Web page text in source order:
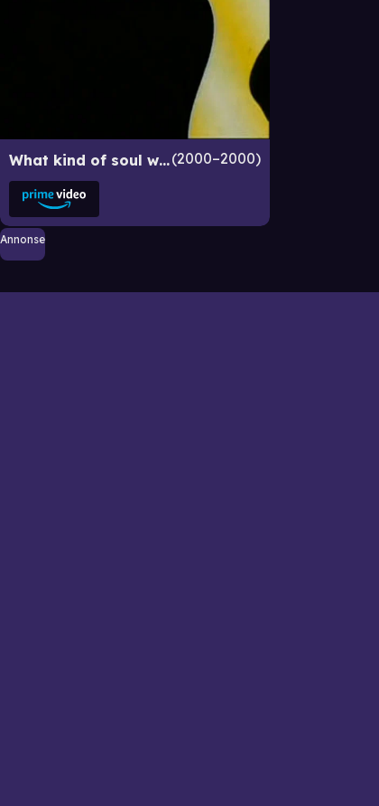
What kind of soul will you deliver to God, bitch? 2000–2000
Annonse